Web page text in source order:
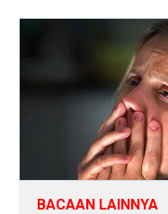
BACAAN LAINNYA